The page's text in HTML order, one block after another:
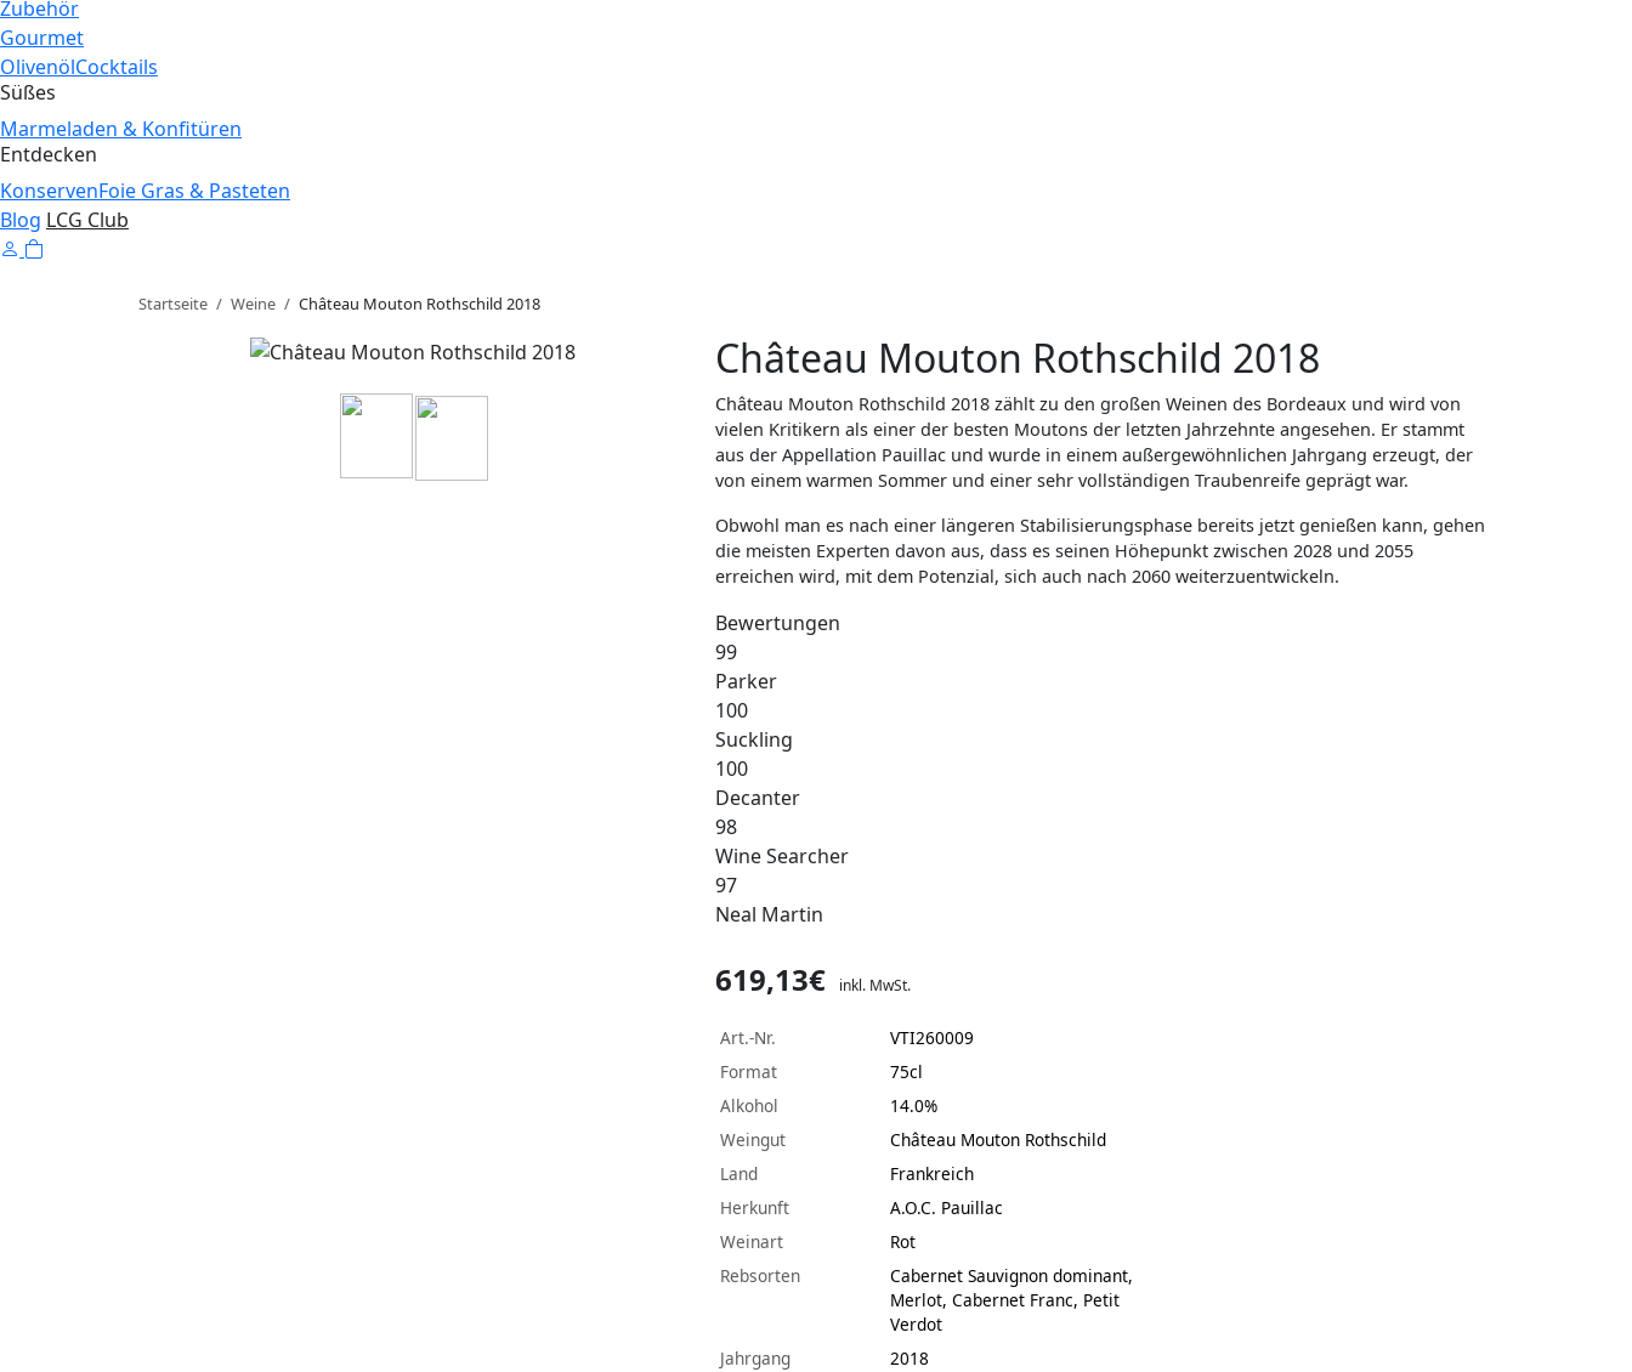
Zubehör
Gourmet
OlivenölCocktails
Süßes
Marmeladen & Konfitüren
Entdecken
KonservenFoie Gras & Pasteten
Blog LCG Club
Startseite / Weine / Château Mouton Rothschild 2018
Château Mouton Rothschild 2018
Château Mouton Rothschild 2018 zählt zu den großen Weinen des Bordeaux und wird von
vielen Kritikern als einer der besten Moutons der letzten Jahrzehnte angesehen. Er stammt
aus der Appellation Pauillac und wurde in einem außergewöhnlichen Jahrgang erzeugt, der
von einem warmen Sommer und einer sehr vollständigen Traubenreife geprägt war.
Obwohl man es nach einer längeren Stabilisierungsphase bereits jetzt genießen kann, gehen
die meisten Experten davon aus, dass es seinen Höhepunkt zwischen 2028 und 2055
erreichen wird, mit dem Potenzial, sich auch nach 2060 weiterzuentwickeln.
Bewertungen
99
Parker
100
Suckling
100
Decanter
98
Wine Searcher
97
Neal Martin
619,13€ inkl. MwSt.
Art.-Nr.
VTI260009
Format
75cl
Alkohol
14.0%
Weingut
Château Mouton Rothschild
Land
Frankreich
Herkunft
A.O.C. Pauillac
Weinart
Rot
Rebsorten
Cabernet Sauvignon dominant,
Merlot, Cabernet Franc, Petit
Verdot
Jahrgang
2018